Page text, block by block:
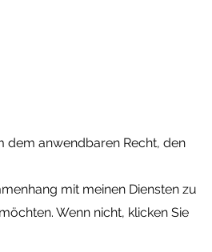
dem anwendbaren Recht, den
mit meinen Diensten zu
Wenn nicht, klicken Sie